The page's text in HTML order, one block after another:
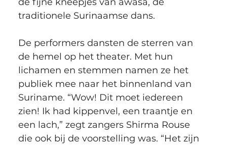
de fijne kneepjes van awasa, de
traditionele Surinaamse dans.
De performers dansten de sterren van
de hemel op het theater. Met hun
lichamen en stemmen namen ze het
publiek mee naar het binnenland van
Suriname. “Wow! Dit moet iedereen
zien! Ik had kippenvel, een traantje en
een lach,” zegt zangers Shirma Rouse
die ook bij de voorstelling was. “Het zijn